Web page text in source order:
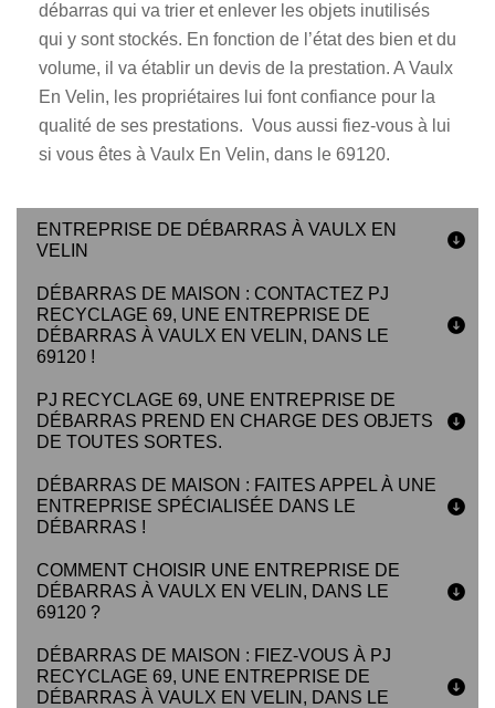
débarras qui va trier et enlever les objets inutilisés
qui y sont stockés. En fonction de l’état des bien et du
volume, il va établir un devis de la prestation. A Vaulx
En Velin, les propriétaires lui font confiance pour la
qualité de ses prestations. Vous aussi fiez-vous à lui
si vous êtes à Vaulx En Velin, dans le 69120.
ENTREPRISE DE DÉBARRAS À VAULX EN
VELIN
DÉBARRAS DE MAISON : CONTACTEZ PJ
RECYCLAGE 69, UNE ENTREPRISE DE
DÉBARRAS À VAULX EN VELIN, DANS LE
69120 !
PJ RECYCLAGE 69, UNE ENTREPRISE DE
DÉBARRAS PREND EN CHARGE DES OBJETS
DE TOUTES SORTES.
DÉBARRAS DE MAISON : FAITES APPEL À UNE
ENTREPRISE SPÉCIALISÉE DANS LE
DÉBARRAS !
COMMENT CHOISIR UNE ENTREPRISE DE
DÉBARRAS À VAULX EN VELIN, DANS LE
69120 ?
DÉBARRAS DE MAISON : FIEZ-VOUS À PJ
RECYCLAGE 69, UNE ENTREPRISE DE
DÉBARRAS À VAULX EN VELIN, DANS LE